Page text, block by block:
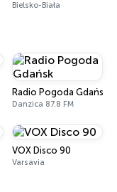
Bielsko-Biała
Radio Pogoda Gdańsk
Danzica 87.8 FM
VOX Disco 90
Varsavia